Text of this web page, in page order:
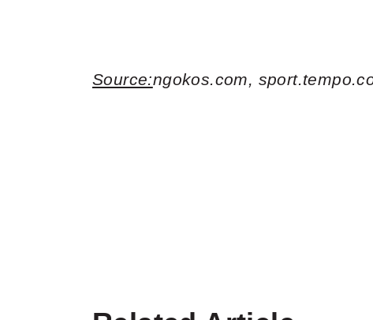
Source:ngokos.com,